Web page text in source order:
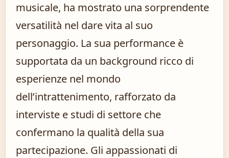
musicale, ha mostrato una sorprendente
versatilità nel dare vita al suo
personaggio. La sua performance è
supportata da un background ricco di
esperienze nel mondo
dell’intrattenimento, rafforzato da
interviste e studi di settore che
confermano la qualità della sua
partecipazione. Gli appassionati di